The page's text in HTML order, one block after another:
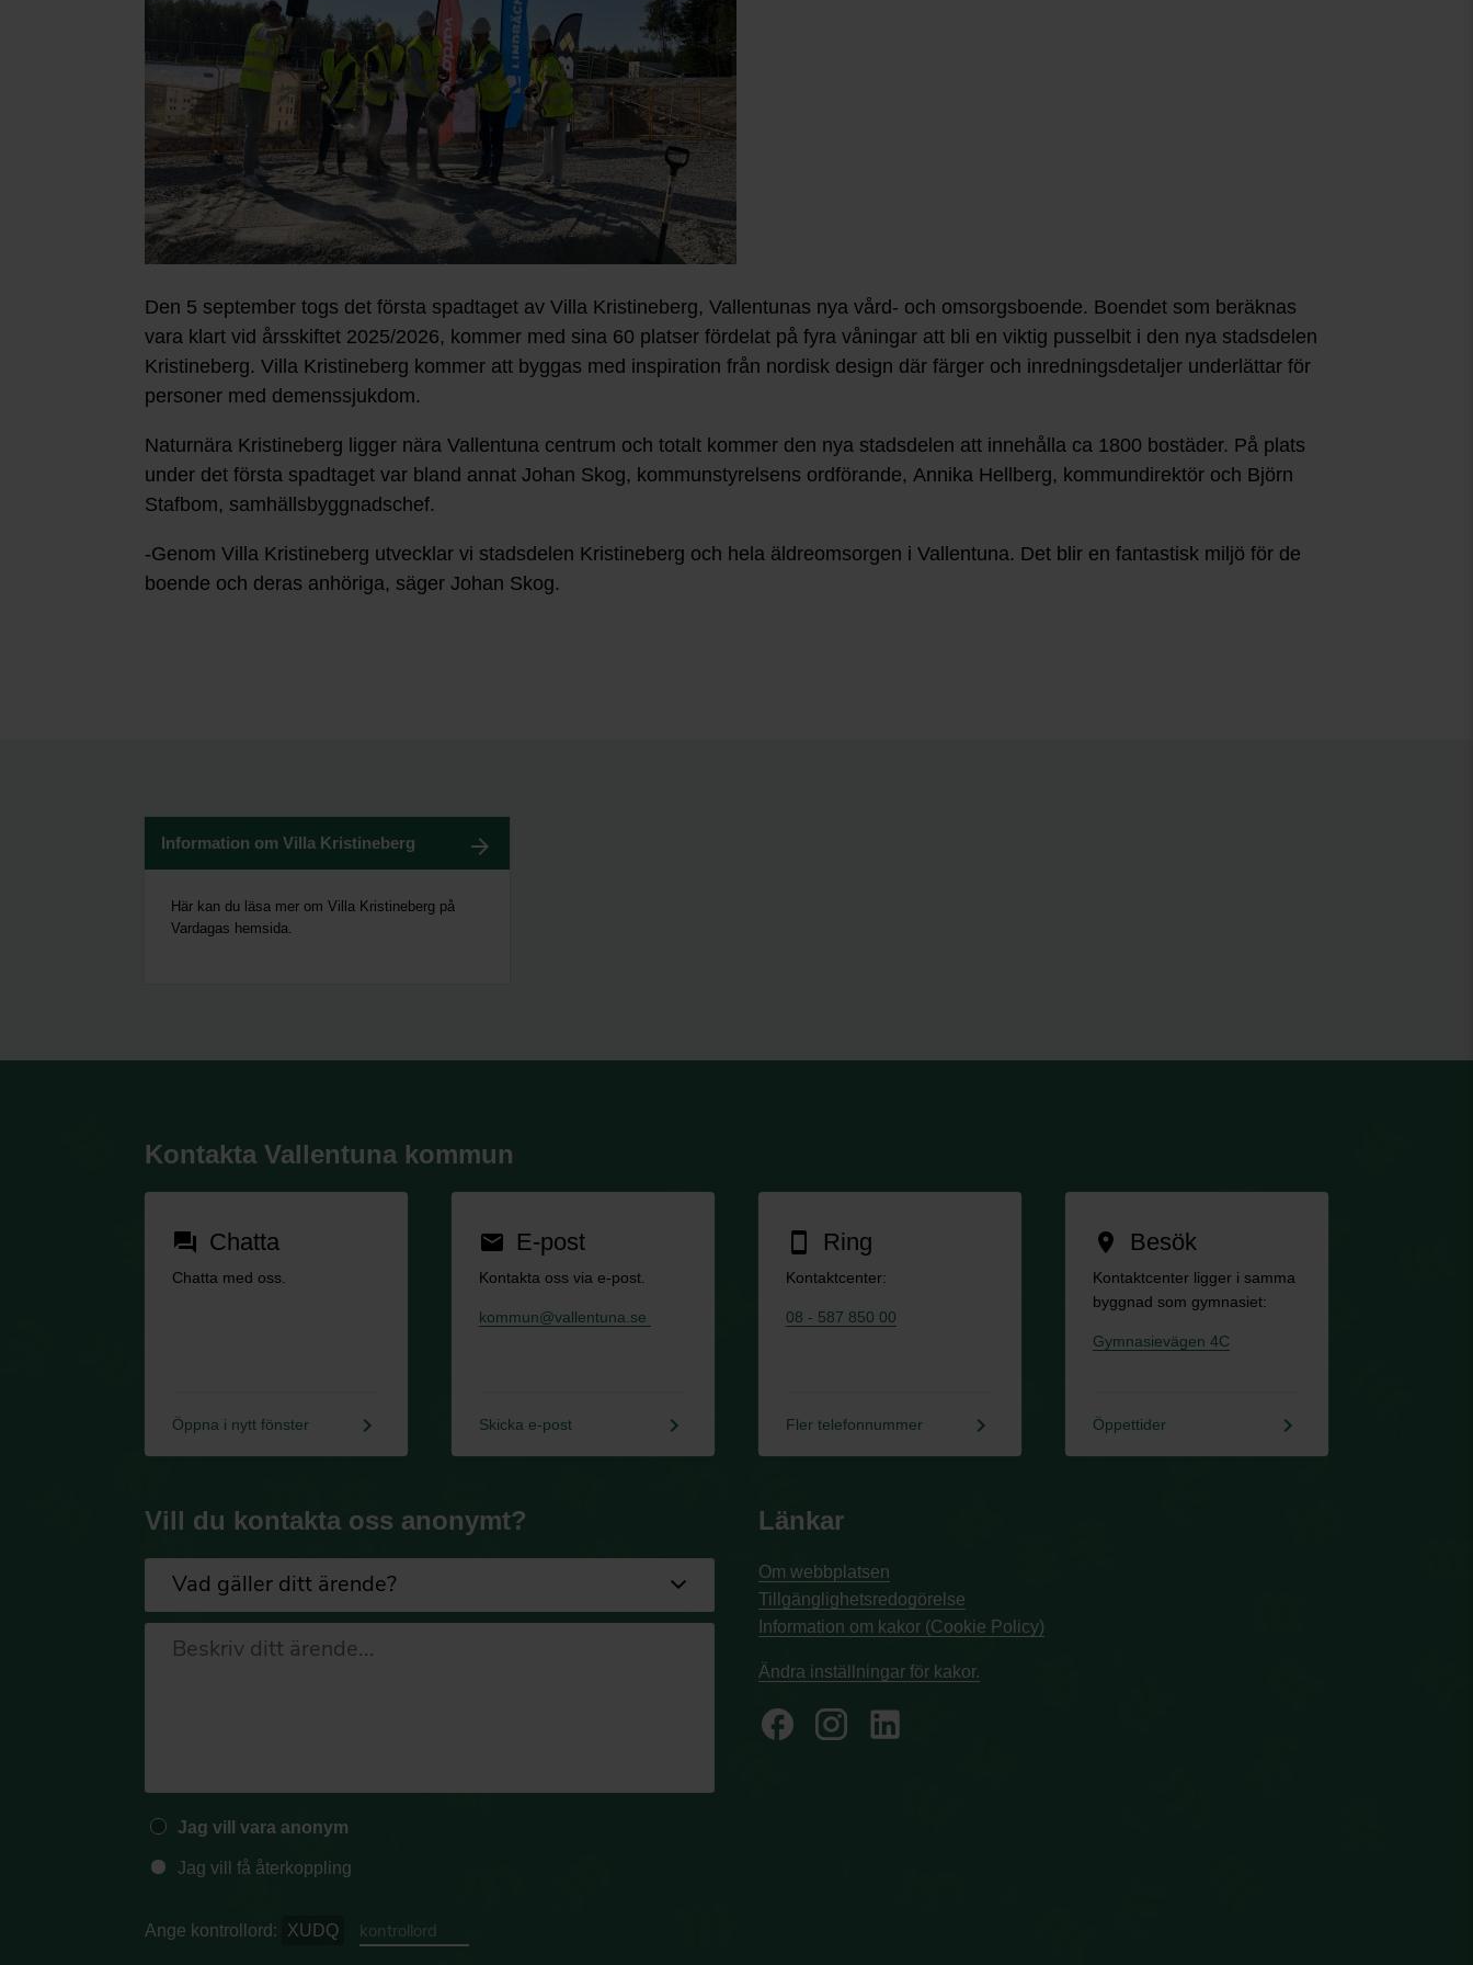
Den 5 september togs det första spadtaget av Villa Kristineberg, Vallentunas nya vård- och omsorgsboende. Boendet som beräknas
vara klart vid årsskiftet 2025/2026, kommer med sina 60 platser fördelat på fyra våningar att bli en viktig pusselbit i den nya stadsdelen
Kristineberg. Villa Kristineberg kommer att byggas med inspiration från nordisk design där färger och inredningsdetaljer underlättar för
personer med demenssjukdom.
Naturnära Kristineberg ligger nära Vallentuna centrum och totalt kommer den nya stadsdelen att innehålla ca 1800 bostäder. På plats
under det första spadtaget var bland annat Johan Skog, kommunstyrelsens ordförande, Annika Hellberg, kommundirektör och Björn
Stafbom, samhällsbyggnadschef.
-Genom Villa Kristineberg utvecklar vi stadsdelen Kristineberg och hela äldreomsorgen i Vallentuna. Det blir en fantastisk miljö för de
boende och deras anhöriga, säger Johan Skog.
Information om Villa Kristineberg
Här kan du läsa mer om Villa Kristineberg på
Vardagas hemsida.
Kontakta Vallentuna kommun
forum Chatta
Chatta med oss.
Öppna i nytt fönster keyboard_arrow_right
email E-post
Kontakta oss via e-post.
kommun@vallentuna.se
Skicka e-post keyboard_arrow_right
smartphone Ring
Kontaktcenter:
08 - 587 850 00
Fler telefonnummer keyboard_arrow_right
location_on Besök
Kontaktcenter ligger i samma
byggnad som gymnasiet:
Gymnasievägen 4C
Öppettider keyboard_arrow_right
Vill du kontakta oss anonymt?
Jag vill vara anonym
Jag vill få återkoppling
Ange kontrollord: XUDQ
Länkar
Om webbplatsen
Tillgänglighetsredogörelse
Information om kakor (Cookie Policy)
Ändra inställningar för kakor.
facebook